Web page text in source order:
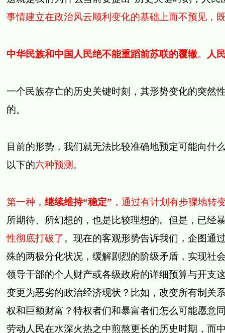
事情建立在政治风云顺利变化的基础上而不预见，
中华民族和中国人民绝不能重蹈前苏联的覆辙。 人
一个民族存亡的历史关键时刻，其形势变化的突然
的。
目前的形势，我们就无法比较准确地预定可能向什
以下的六种预测。
第一种， 继续维持“稳定” ，通过有计划有步骤地转
所期待、所幻想的，也是比较理想的。但是，已经
性彻底打破了 。现在的客观形势告诉我们，企图通
殊的两极分化状况，缓解剧烈的阶级矛盾，实现社
领导干部的个人财产或各级政府的详细预算与开支
变更为恶劣的政治经济现状？比如，改变所有制关
权和巨额财富？特权者们和暴富者们怎么可能愿意
劳动人民在水深火热之中煎熬更长的历史时期，而